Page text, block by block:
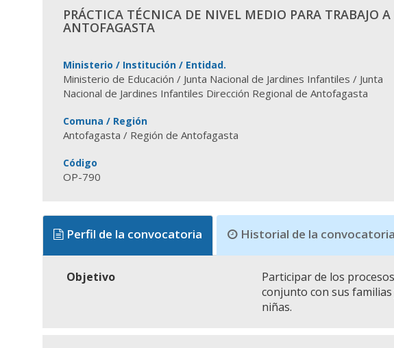
PRÁCTICA TÉCNICA DE NIVEL MEDIO PARA TRABAJO
ANTOFAGASTA
Ministerio / Institución / Entidad.
Ministerio de Educación / Junta Nacional de Jardines Infantiles / Junta
Nacional de Jardines Infantiles Dirección Regional de Antofagasta
Comuna / Región
Antofagasta / Región de Antofagasta
Código
OP-790
Perfil de la convocatoria Historial de la convocatoria
Objetivo
Participar de los
conjunto con sus
niñas.